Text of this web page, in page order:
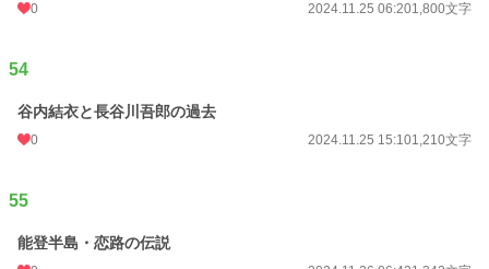
0 2024.11.25 06:201,800文字
54
谷内結衣と長谷川吾郎の過去
0 2024.11.25 15:101,210文字
55
能登半島・恋路の伝説